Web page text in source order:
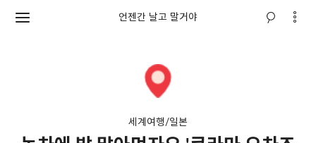
언젠간 날고 말거야
세계여행/일본